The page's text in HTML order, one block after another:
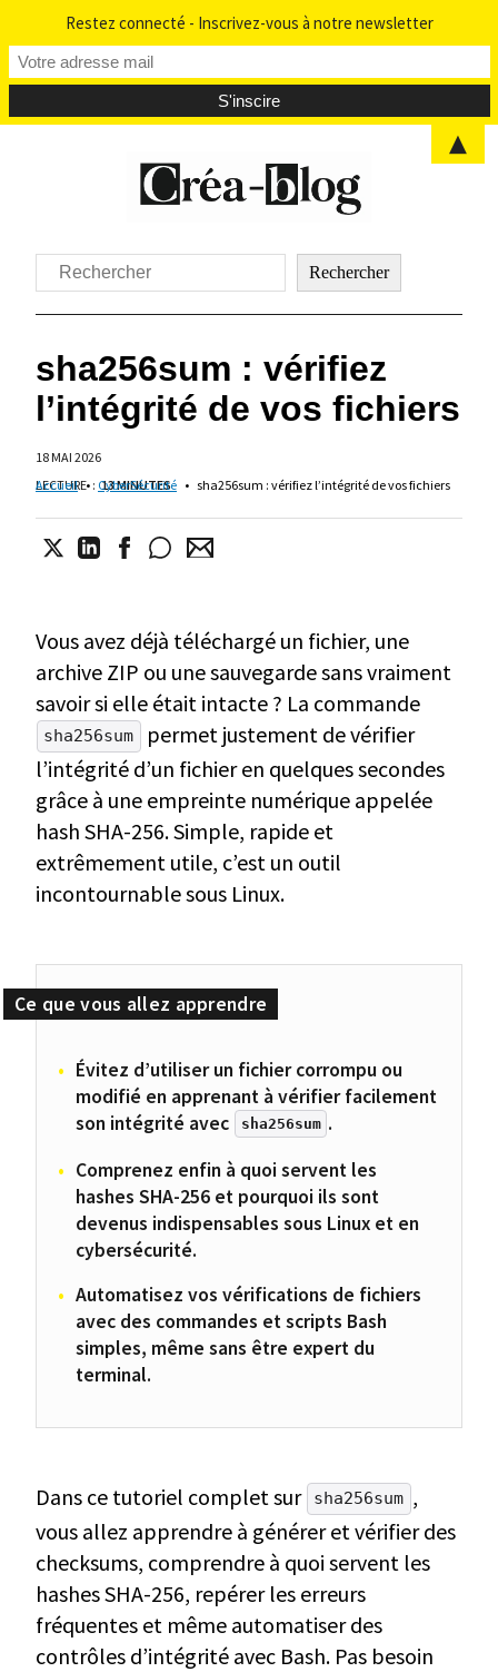
Rechercher Rechercher
sha256sum : vérifiez
l’intégrité de vos fichiers
18 MAI 2026
LECTURE : 13 MINUTES
Accueil • CyberSécurité • sha256sum : vérifiez l’intégrité de vos fichiers
Vous avez déjà téléchargé un fichier, une
archive ZIP ou une sauvegarde sans vraiment
savoir si elle était intacte ? La commande
sha256sum
permet justement de vérifier
l’intégrité d’un fichier en quelques secondes
grâce à une empreinte numérique appelée
hash SHA-256. Simple, rapide et
extrêmement utile, c’est un outil
incontournable sous Linux.
Évitez d’utiliser un fichier corrompu ou
modifié en apprenant à vérifier facilement
son intégrité avec
sha256sum .
Comprenez enfin à quoi servent les
hashes SHA-256 et pourquoi ils sont
devenus indispensables sous Linux et en
cybersécurité.
Automatisez vos vérifications de fichiers
avec des commandes et scripts Bash
simples, même sans être expert du
terminal.
Dans ce tutoriel complet sur sha256sum ,
vous allez apprendre à générer et vérifier des
checksums, comprendre à quoi servent les
hashes SHA-256, repérer les erreurs
fréquentes et même automatiser des
contrôles d’intégrité avec Bash. Pas besoin
Restez connecté - Inscrivez-vous à notre newsletter
▲